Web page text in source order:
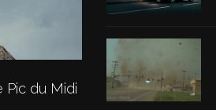
Pic du Midi